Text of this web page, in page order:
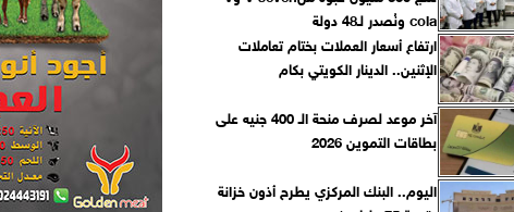
cola ونُصدر لـ48 دولة
ارتفاع أسعار العملات بختام تعاملات
الإثنين.. الدينار الكويتي بكام
آخر موعد لصرف منحة الـ 400 جنيه على
بطاقات التموين 2026
اليوم.. البنك المركزي يطرح أذون خزانة